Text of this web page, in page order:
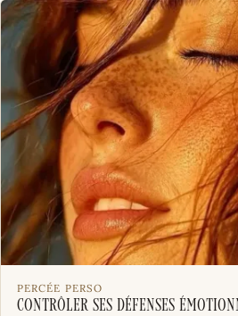
PERCÉE PERSO
Contrôler ses défenses